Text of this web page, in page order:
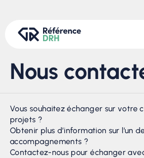
Nous
Vous souhaitez échanger sur votre
projets ?
Obtenir plus d’information sur l’un
accompagnements ?
Contactez-nous pour échanger